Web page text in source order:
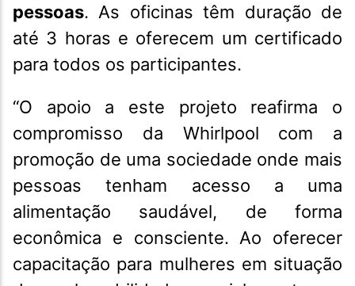
pessoas. As oficinas têm duração de
até 3 horas e oferecem um certificado
para todos os participantes.
“O apoio a este projeto reafirma o
compromisso da Whirlpool com a
promoção de uma sociedade onde mais
pessoas tenham acesso a uma
alimentação saudável, de forma
econômica e consciente. Ao oferecer
capacitação para mulheres em situação